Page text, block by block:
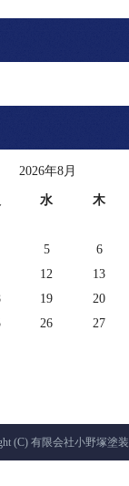
2026年8月
水 木
5 6
12 13
19 20
26 27
(C) 有限会社小野塚塗装